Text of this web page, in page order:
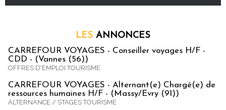
LES ANNONCES
CARREFOUR VOYAGES - Conseiller voyages H/F -
CDD - (Vannes (56))
OFFRES D'EMPLOI TOURISME
CARREFOUR VOYAGES - Alternant(e) Chargé(e) de
ressources humaines H/F - (Massy/Evry (91))
ALTERNANCE / STAGES TOURISME